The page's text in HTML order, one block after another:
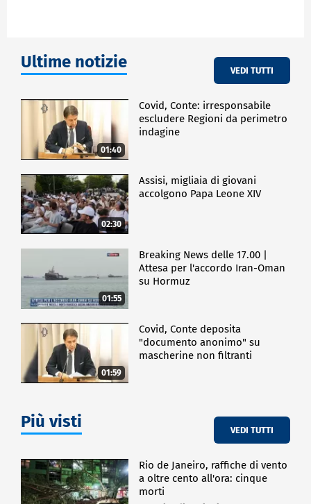
Ultime notizie VEDI TUTTI
01:40
Covid, Conte: irresponsabile
escludere Regioni da perimetro
indagine
02:30
Assisi, migliaia di giovani
accolgono Papa Leone XIV
01:55
Breaking News delle 17.00 |
Attesa per l'accordo Iran-Oman
su Hormuz
01:59
Covid, Conte deposita
"documento anonimo" su
mascherine non filtranti
Più visti VEDI TUTTI
Rio de Janeiro, raffiche di vento
a oltre cento all'ora: cinque
morti